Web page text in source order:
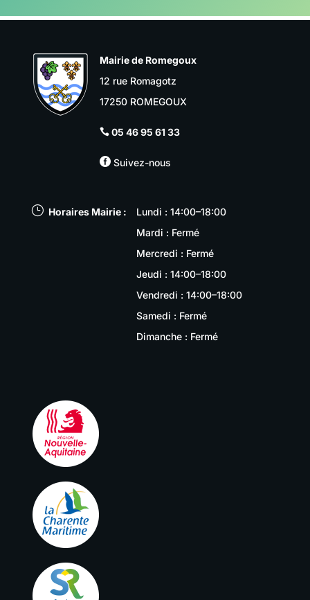
Mairie de Romegoux
12 rue Romagotz
17250 ROMEGOUX
 05 46 95 61 33
Suivez-nous
} Horaires Mairie :
Lundi : 14:00–18:00
Mardi : Fermé
Mercredi : Fermé
Jeudi : 14:00–18:00
Vendredi : 14:00–18:00
Samedi : Fermé
Dimanche : Fermé